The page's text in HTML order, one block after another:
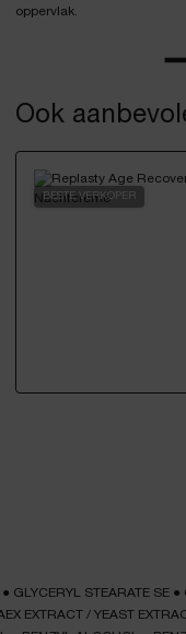
Ook
BESTE VERKOPER
● GLYCERYL STEARATE SE ●
EXTRACT / YEAST